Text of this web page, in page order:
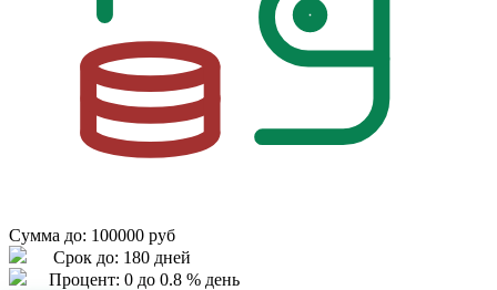
Сумма до: 100000 руб
Срок до: 180 дней
Процент: 0 до 0.8 % день